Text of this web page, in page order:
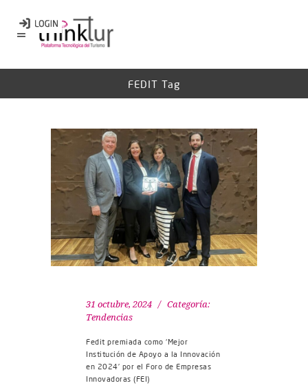
FEDIT Tag
31 octubre, 2024
Categoría:
Tendencias
Fedit premiada como ‘Mejor
Institución de Apoyo a la Innovación
en 2024’ por el Foro de Empresas
Innovadoras (FEI)